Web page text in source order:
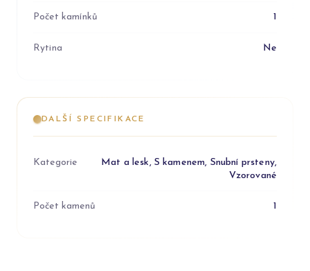
Počet kamínků 1
Rytina Ne
DALŠÍ SPECIFIKACE
Kategorie
Mat a lesk, S kamenem, Snubní prsteny,
Vzorované
Počet kamenů 1